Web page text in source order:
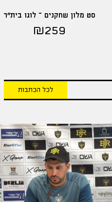
סט מלון שחקנים – לוגו בית"ר
₪259
לכל הכתבות